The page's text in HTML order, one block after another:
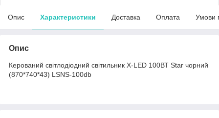
Опис Характеристики Доставка Оплата Умови
Опис
Керований світлодіодний світильник X-LED 100ВТ Star чорний
(870*740*43) LSNS-100db